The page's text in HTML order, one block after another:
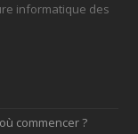
informatique des
commencer ?